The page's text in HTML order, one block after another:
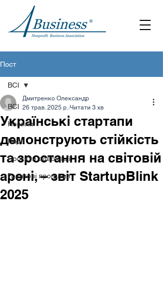
Пост
ВСІ
Новини
Події
Проєкти адвокації
Грантові програми
ВСІ
Українські стартапи
демонструють стійкість
та зростання на світовій
арені, – звіт StartupBlink
2025
Дмитренко Олександр
26 трав. 2025 р. Читати 3 хв